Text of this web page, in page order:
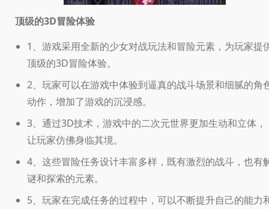
顶级的3D冒险体验
1、游戏采用全新的少女对战玩法和冒险元素，为玩家提
顶级的3D冒险体验。
2、玩家可以在游戏中体验到逼真的战斗场景和细腻的角
动作，增加了游戏的沉浸感。
3、通过3D技术，游戏中的二次元世界更加生动和立体，
让玩家仿佛身临其境。
4、这些冒险任务设计丰富多样，既有激烈的战斗，也有
谜和探索的元素。
5、玩家在完成任务的过程中，可以不断提升自己的能力